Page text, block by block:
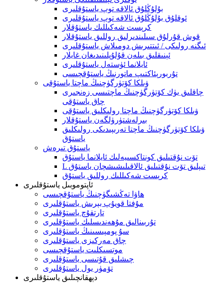
بۇلۇڭلۇق ئالاقە توپ ياستۇقلىرى
ئوقلۇق بۇلۇڭلۇق ئالاقە توپ ياستۇقلىرى
كرېست شەكىللىك ياستۇقلار
قوش قۇرلۇق سىلىندىرلىق روللىق ياستۇقلار
ئىگنە رولىكى / ئىتتىرىش دومىلاش ياستۇقلىرى
ئېنىقلىق بىلەن قۇلۇپلىنىدىغان غايلار
ئايلانما ئۈستەل ياستۇقلىرى
تۇربورېئاكتىپ ماتورنىڭ ياستۇقچىسى
ۋىلكا كۆتۈرگۈچنىڭ ماچتا ياستۇقى
چاقلىق يۈك كۆتۈرگۈچنىڭ ماچتىسى زەنجىرى
چاق ياستۇقى
ۋىلكا كۆتۈرگۈچنىڭ ماچتا رولىكلىق ياستۇقى
بىرلەشتۈرۈلگەن ياستۇقلار
ۋىلكا كۆتۈرگۈچنىڭ ماچتا تەرىپىدىكى رولىكلىق
ياستۇق
ياستۇق تىرەش
تۆت نۇقتىلىق كونتاكسىيەلىك ئايلانما ياستۇق
L تىپلىق تۆت نۇقتىلىق ئالاقىلىشىشچان ياستۇق
كرېست شەكىللىك روللىق ياستۇق
ئاپتوموبىل ياستۇقلىرى
ھاۋا تەڭشىگۈچنىڭ ياستۇقچىسى
مۇفتا قويۇپ بېرىش ياستۇقلىرى
تارتقۇچ ياستۇقلىرى
تۇربىنالىق مۇھەندىسلىك ياستۇقلىرى
سۇ پومپىسىنىڭ ياستۇقلىرى
چاق مەركىزى ياستۇقلىرى
موتسىكلىت ياستۇقچىسى
چىشلىق قۇتىسى ياستۇقلىرى
تۆمۈر يول ياستۇقلىرى
دېھقانچىلىق ياستۇقلىرى